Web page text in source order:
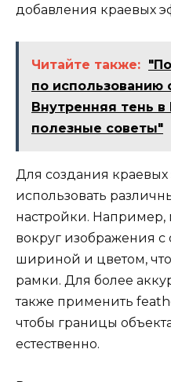
добавления краевых
Читайте также:
по использованию
Внутренняя тень в
полезные советы"
Для создания
использовать
настройки. Например,
вокруг изображения
шириной и цветом,
рамки. Для более
также применить
чтобы границы
естественно.